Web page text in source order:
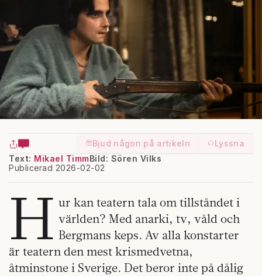
Bjud någon på artikeln
Lyssna
Text: Mikael Timm
Publicerad 2026-02-02
Bild: Sören Vilks
H ur kan teatern tala om tillståndet i
världen? Med anarki, tv, våld och
Bergmans keps. Av alla konstarter
är teatern den mest krismedvetna,
åtminstone i Sverige. Det beror inte på dålig